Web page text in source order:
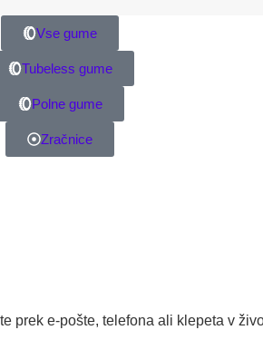
Vse gume
Tubeless gume
Polne gume
Zračnice
prek e-pošte, telefona ali klepeta v